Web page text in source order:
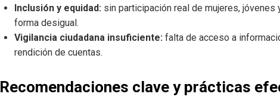
Inclusión y equidad: sin participación real de mujeres,
forma desigual.
Vigilancia ciudadana insuficiente: falta de acceso a
rendición de cuentas.
Recomendaciones clave y prácticas